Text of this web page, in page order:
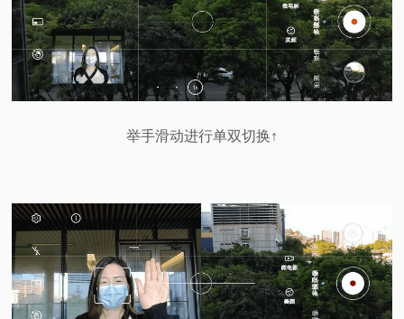
举手滑动进行单双切换↑